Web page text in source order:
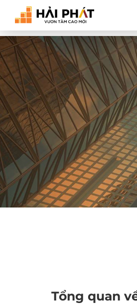
Tổng quan